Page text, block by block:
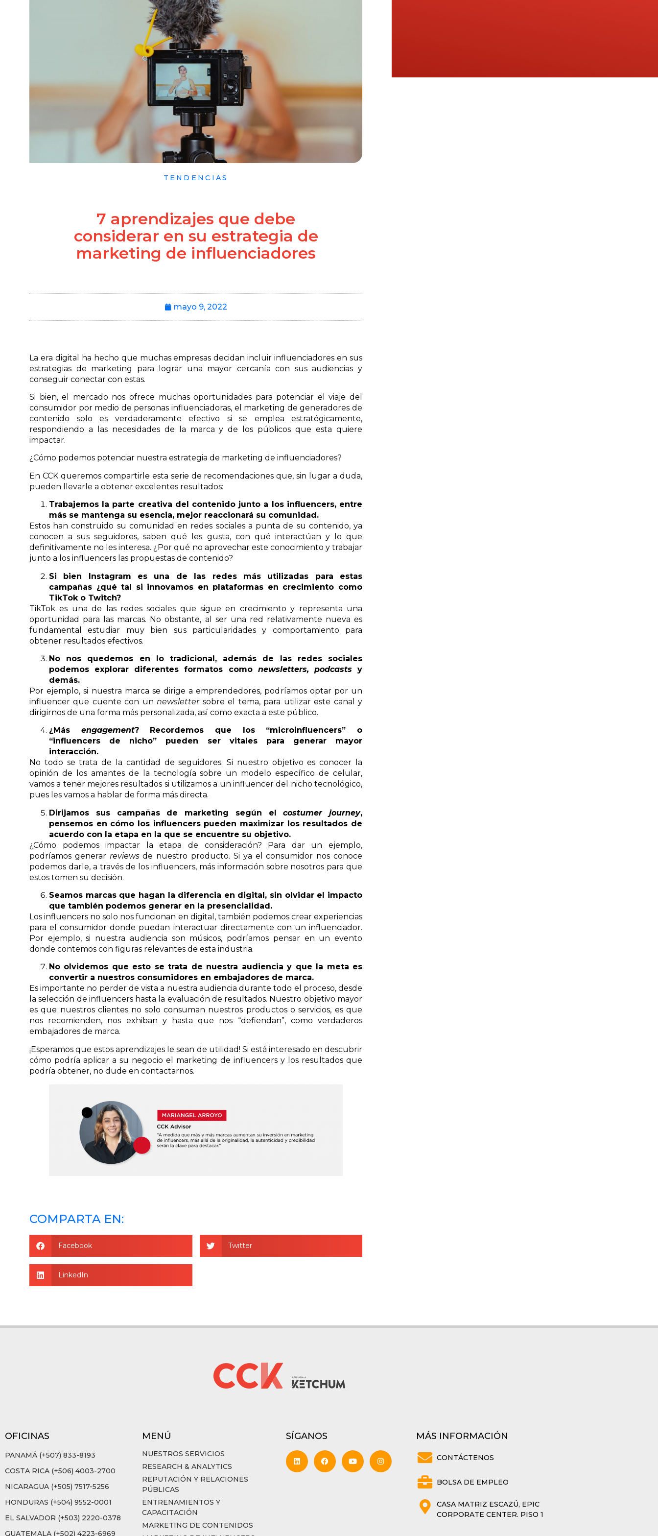
TENDENCIAS
7 aprendizajes que debe
considerar en su estrategia de
marketing de influenciadores
mayo 9, 2022
La era digital ha hecho que muchas empresas decidan incluir influenciadores en sus
estrategias de marketing para lograr una mayor cercanía con sus audiencias y
conseguir conectar con estas.
Si bien, el mercado nos ofrece muchas oportunidades para potenciar el viaje del
consumidor por medio de personas influenciadoras, el marketing de generadores de
contenido solo es verdaderamente efectivo si se emplea estratégicamente,
respondiendo a las necesidades de la marca y de los públicos que esta quiere
impactar.
¿Cómo podemos potenciar nuestra estrategia de marketing de influenciadores?
En CCK queremos compartirle esta serie de recomendaciones que, sin lugar a duda,
pueden llevarle a obtener excelentes resultados:
Trabajemos la parte creativa del contenido junto a los influencers, entre
más se mantenga su esencia, mejor reaccionará su comunidad.
Estos han construido su comunidad en redes sociales a punta de su contenido, ya
conocen a sus seguidores, saben qué les gusta, con qué interactúan y lo que
definitivamente no les interesa. ¿Por qué no aprovechar este conocimiento y trabajar
junto a los influencers las propuestas de contenido?
Si bien Instagram es una de las redes más utilizadas para estas
campañas ¿qué tal si innovamos en plataformas en crecimiento como
TikTok o Twitch?
TikTok es una de las redes sociales que sigue en crecimiento y representa una
oportunidad para las marcas. No obstante, al ser una red relativamente nueva es
fundamental estudiar muy bien sus particularidades y comportamiento para
obtener resultados efectivos.
No nos quedemos en lo tradicional, además de las redes sociales
podemos explorar diferentes formatos como newsletters, podcasts y
demás.
Por ejemplo, si nuestra marca se dirige a emprendedores, podríamos optar por un
influencer que cuente con unnewsletter sobre el tema, para utilizar este canal y
dirigirnos de una forma más personalizada, así como exacta a este público.
¿Más engagement? Recordemos que los “microinfluencers” o
“influencers de nicho” pueden ser vitales para generar mayor
interacción.
No todo se trata de la cantidad de seguidores. Si nuestro objetivo es conocer la
opinión de los amantes de la tecnología sobre un modelo específico de celular,
vamos a tener mejores resultados si utilizamos a un influencer del nicho tecnológico,
pues les vamos a hablar de forma más directa.
Dirijamos sus campañas de marketing según elcostumer journey,
pensemos en cómo los influencers pueden maximizar los resultados de
acuerdo con la etapa en la que se encuentre su objetivo.
¿Cómo podemos impactar la etapa de consideración? Para dar un ejemplo,
podríamos generar reviewsde nuestro producto. Si ya el consumidor nos conoce
podemos darle, a través de los influencers, más información sobre nosotros para que
estos tomen su decisión.
Seamos marcas que hagan la diferencia en digital, sin olvidar el impacto
que también podemos generar en la presencialidad.
Los influencers no solo nos funcionan en digital, también podemos crear experiencias
para el consumidor donde puedan interactuar directamente con un influenciador.
Por ejemplo, si nuestra audiencia son músicos, podríamos pensar en un evento
donde contemos con figuras relevantes de esta industria.
No olvidemos que esto se trata de nuestra audiencia y que la meta es
convertir a nuestros consumidores en embajadores de marca.
Es importante no perder de vista a nuestra audiencia durante todo el proceso, desde
la selección de influencers hasta la evaluación de resultados. Nuestro objetivo mayor
es que nuestros clientes no solo consuman nuestros productos o servicios, es que
nos recomienden, nos exhiban y hasta que nos “defiendan”, como verdaderos
embajadores de marca.
¡Esperamos que estos aprendizajes le sean de utilidad! Si está interesado en descubrir
cómo podría aplicar a su negocio el marketing de influencers y los resultados que
podría obtener, no dude en contactarnos.
COMPARTA EN:
Facebook Twitter
LinkedIn
OFICINAS
PANAMÁ (+507) 833-8193
COSTA RICA (+506) 4003-2700
NICARAGUA (+505) 7517-5256
HONDURAS (+504) 9552-0001
EL SALVADOR (+503) 2220-0378
GUATEMALA (+502) 4223-6969
MENÚ
NUESTROS SERVICIOS
RESEARCH & ANALYTICS
REPUTACIÓN Y RELACIONES
PÚBLICAS
ENTRENAMIENTOS Y
CAPACITACIÓN
MARKETING DE CONTENIDOS
SÍGANOS MÁS INFORMACIÓN
CONTÁCTENOS
BOLSA DE EMPLEO
CASA MATRIZ ESCAZÚ, EPIC
CORPORATE CENTER. PISO 1